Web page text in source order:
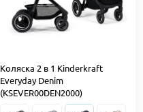
Коляска 2 в 1 Kinderkraft
Everyday Denim
(KSEVER00DEN2000)